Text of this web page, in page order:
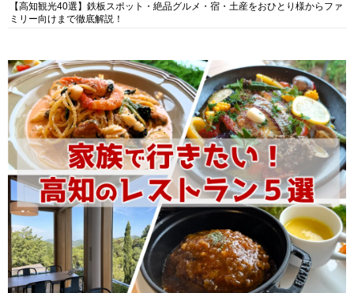
【高知観光40選】鉄板スポット・絶品グルメ・宿・土産をおひとり様からファ
ミリー向けまで徹底解説！